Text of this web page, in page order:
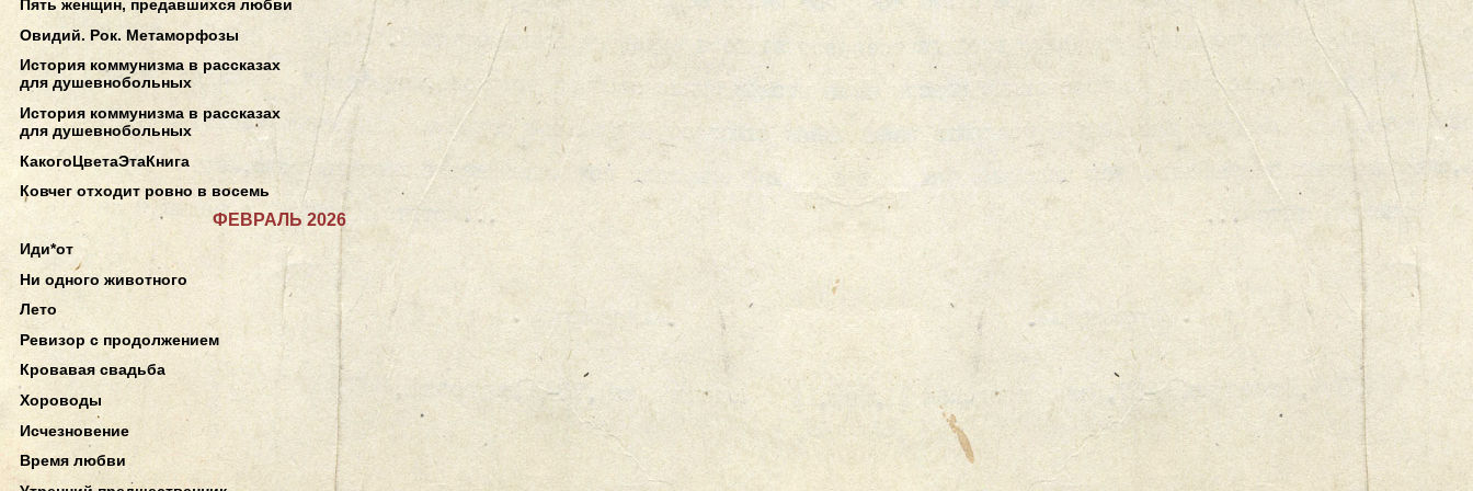
Пять женщин, предавшихся любви
Овидий. Рок. Метаморфозы
История коммунизма в рассказах
для душевнобольных
История коммунизма в рассказах
для душевнобольных
КакогоЦветаЭтаКнига
Ковчег отходит ровно в восемь
ФЕВРАЛЬ 2026
Иди*от
Ни одного животного
Лето
Ревизор с продолжением
Кровавая свадьба
Хороводы
Исчезновение
Время любви